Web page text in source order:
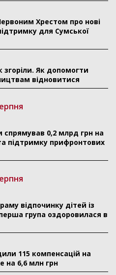
Хрестом про нові
для Сумської
згоріли. Як допомогти
відновитися
0,2 млрд грн на
підтримку прифронтових
відпочинку дітей із
група оздоровилася в
115 компенсацій на
на 6,6 млн грн